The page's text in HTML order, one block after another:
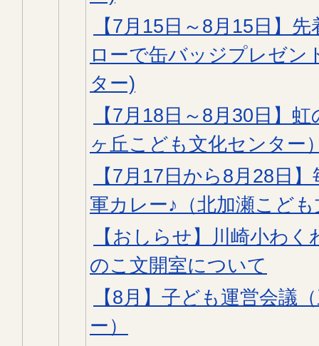
【7月15日～8月15日】
ローで缶バッジプレゼン
ター)
【7月18日～8月30日】
ヶ丘こども文化センター
【7月17日から8月28日
軍カレー♪（北加瀬こど
【おしらせ】川崎小わ
のこ文開室について
【8月】子ども運営会議
ー）